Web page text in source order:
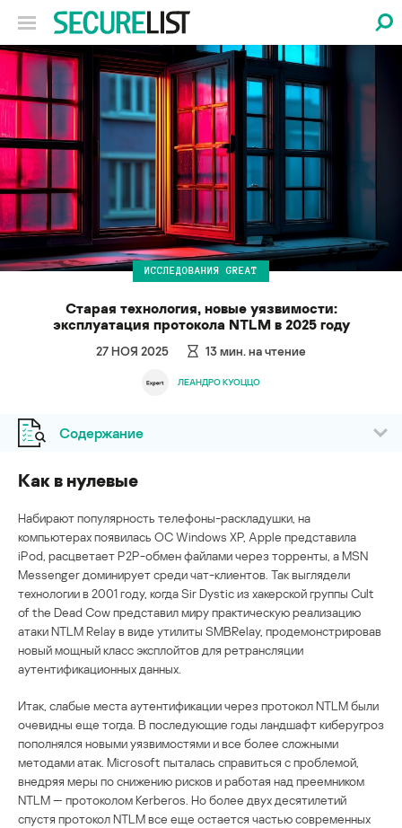
ИССЛЕДОВАНИЯ GREAT
Старая технология, новые уязвимости:
эксплуатация протокола NTLM в 2025 году
27 НОЯ 2025 13мин. на чтение
ЛЕАНДРО КУОЦЦО
Содержание
Как в нулевые
Набирают популярность телефоны-раскладушки, на
компьютерах появилась ОС Windows XP, Apple представила
iPod, расцветает P2P-обмен файлами через торренты, а MSN
Messenger доминирует среди чат-клиентов. Так выглядели
технологии в 2001 году, когда Sir Dystic из хакерской группы Cult
of the Dead Cow представил миру практическую реализацию
атаки NTLM Relay в виде утилиты SMBRelay, продемонстрировав
новый мощный класс эксплойтов для ретрансляции
аутентификационных данных.
Итак, слабые места аутентификации через протокол NTLM были
очевидны еще тогда. В последующие годы ландшафт киберугроз
пополнялся новыми уязвимостями и все более сложными
методами атак. Microsoft пыталась справиться с проблемой,
внедряя меры по снижению рисков и работая над преемником
NTLM — протоколом Kerberos. Но более двух десятилетий
спустя протокол NTLM все еще остается частью современных